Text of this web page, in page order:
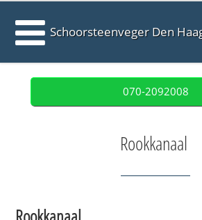
Schoorsteenveger Den
070-2092008
Rookkanaal